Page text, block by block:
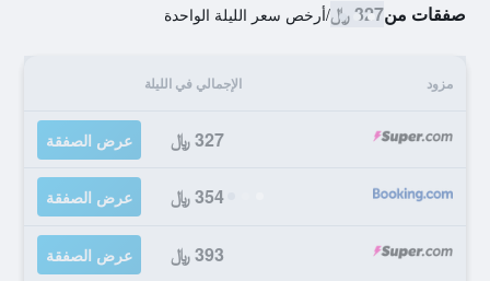
صفقات من327 ﷼ /أرخص سعر الليلة الواحدة
مزود الإجمالي في الليلة
327 ﷼ عرض الصفقة
354 ﷼ عرض الصفقة
393 ﷼ عرض الصفقة